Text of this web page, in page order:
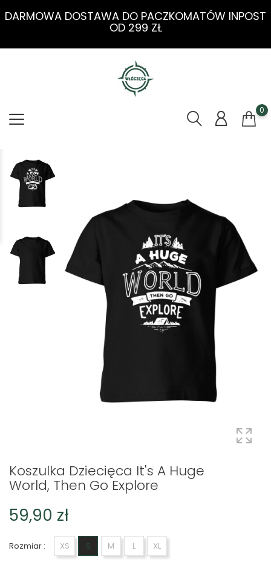
DARMOWA DOSTAWA DO PACZKOMATÓW INPOST
OD 299 ZŁ
0
Koszulka Dziecięca It's A Huge
World, Then Go Explore
59,90 zł
Rozmiar : XS S M L XL